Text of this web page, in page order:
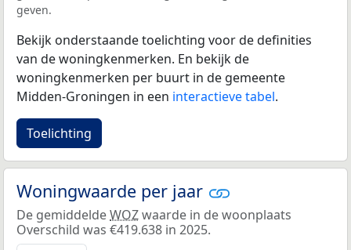
geven.
Bekijk onderstaande toelichting voor de definities
van de woningkenmerken. En bekijk de
woningkenmerken per buurt in de gemeente
Midden-Groningen in een interactieve tabel.
Toelichting
Woningwaarde per jaar
De gemiddeldeWOZwaarde in de woonplaats
Overschild was €419.638 in 2025.